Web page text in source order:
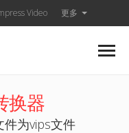
Video 更多
换器
为vips文件